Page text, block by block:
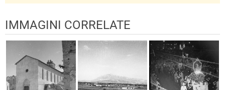
IMMAGINI CORRELATE